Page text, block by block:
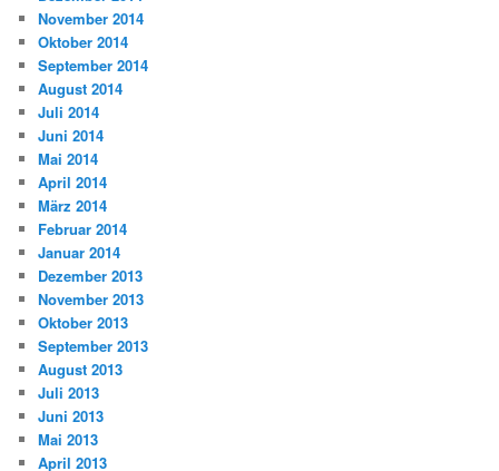
November 2014
Oktober 2014
September 2014
August 2014
Juli 2014
Juni 2014
Mai 2014
April 2014
März 2014
Februar 2014
Januar 2014
Dezember 2013
November 2013
Oktober 2013
September 2013
August 2013
Juli 2013
Juni 2013
Mai 2013
April 2013